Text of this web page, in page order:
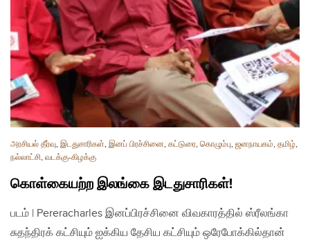
அரசியல் தீர்வு, இடதுசாரிகள், இனப் பிரச்சினை, கட்டுரை, கொழும்பு, ஜனநாயகம், தமிழ்,
நல்லாட்சி, வடக்கு-கிழக்கு
கொள்கையற்ற இலங்கை இடதுசாரிகள்!
படம் | Pereracharles இனப்பிரச்சினை விவகாரத்தில் ஸ்ரீலங்கா
சுதந்திரக் கட்சியும் ஐக்கிய தேசிய கட்சியும் ஒரேபோக்கில்தான்